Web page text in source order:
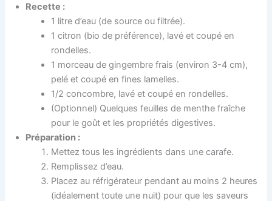
Recette :
1 litre d’eau (de source ou filtrée).
1 citron (bio de préférence), lavé et coupé en
rondelles.
1 morceau de gingembre frais (environ 3-4 cm),
pelé et coupé en fines lamelles.
1/2 concombre, lavé et coupé en rondelles.
(Optionnel) Quelques feuilles de menthe fraîche
pour le goût et les propriétés digestives.
Préparation :
Mettez tous les ingrédients dans une carafe.
Remplissez d’eau.
Placez au réfrigérateur pendant au moins 2 heures
(idéalement toute une nuit) pour que les saveurs